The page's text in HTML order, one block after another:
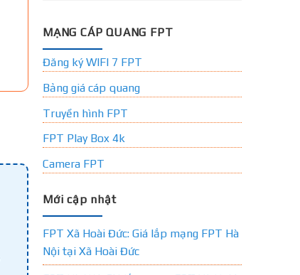
MẠNG CÁP QUANG FPT
Đăng ký WIFI 7 FPT
Bảng giá cáp quang
Truyền hình FPT
FPT Play Box 4k
Camera FPT
Mới cập nhật
FPT Xã Hoài Đức: Giá lắp mạng FPT Hà
Nội tại Xã Hoài Đức